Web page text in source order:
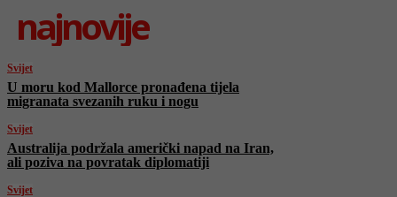
najnovije
Svijet
U moru kod Mallorce pronađena tijela
migranata svezanih ruku i nogu
Svijet
Australija podržala američki napad na Iran,
ali poziva na povratak diplomatiji
Svijet